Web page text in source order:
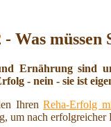
Was
Ernährung sind
- nein - sie ist
IhrenReha-Erfolg
um nach